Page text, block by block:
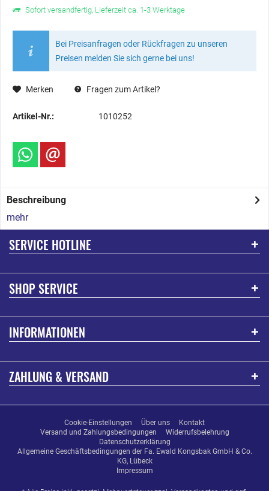
Sofort versandfertig, Lieferzeit ca. 1-3 Werktage
Bei Preisanfragen oder Rückfragen zu unseren
Preisen melden Sie sich gerne bei uns!
Merken Fragen zum Artikel?
Artikel-Nr.: 1010252
Beschreibung
mehr
SERVICE HOTLINE
SHOP SERVICE
INFORMATIONEN
ZAHLUNG & VERSAND
Cookie-Einstellungen Über uns
Kontakt
Versand und Zahlungsbedingungen
Widerrufsbelehrung
Datenschutzerklärung
Allgemeine Geschäftsbedingungen der Fa. Ewald Kongsbak GmbH & Co.
KG, Lübeck
Impressum